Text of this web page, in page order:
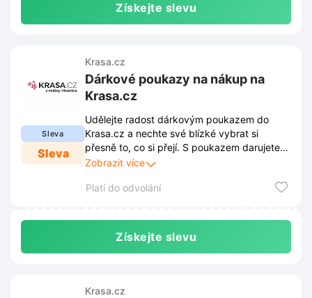
Získejte slevu
Sleva
Sleva
Krasa.cz
Dárkové poukazy na nákup na
Krasa.cz
Udělejte radost dárkovým poukazem do
Krasa.cz a nechte své blízké vybrat si
přesně to, co si přejí. S poukazem darujete
možnost krásy a radosti bez starostí s
Zobrazit více
Platí do odvolání
Získejte slevu
Krasa.cz